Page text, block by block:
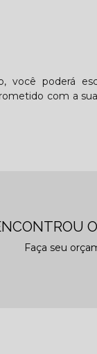
você poderá
com a
Faça seu